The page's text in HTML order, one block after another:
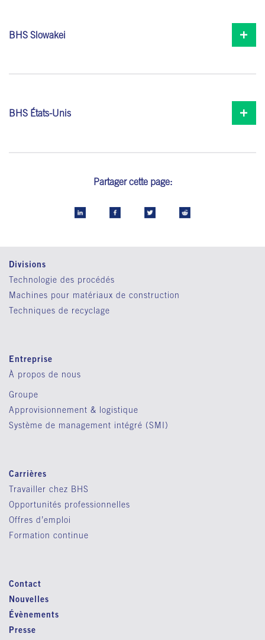
BHS Slowakei
BHS États-Unis
Partager cette page:
Divisions
Technologie des procédés
Machines pour matériaux de construction
Techniques de recyclage
Entreprise
À propos de nous
Groupe
Approvisionnement & logistique
Système de management intégré (SMI)
Carrières
Travailler chez BHS
Opportunités professionnelles
Offres d’emploi
Formation continue
Contact
Nouvelles
Évènements
Presse